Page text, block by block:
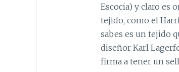
Escocia) y claro es
tejido, como el
sabes es un tejido
diseñor Karl
firma a tener un